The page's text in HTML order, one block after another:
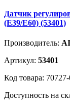
Датчик
(E39/E60) (53401)
Производитель:
Артикул: 53401
Код товара:
Доступность на